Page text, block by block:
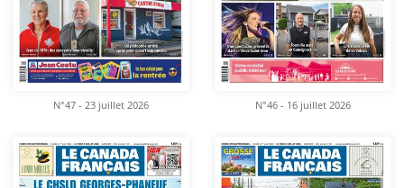
N°47 - 23 juillet 2026 N°46 - 16 juillet 2026